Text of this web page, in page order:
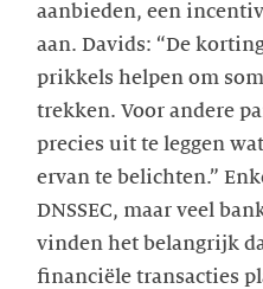
aanbieden, een
aan. Davids: “De
prikkels helpen om
trekken. Voor andere
precies uit te leggen
ervan te belichten.”
DNSSEC, maar veel
vinden het belangrijk
financiële transacties